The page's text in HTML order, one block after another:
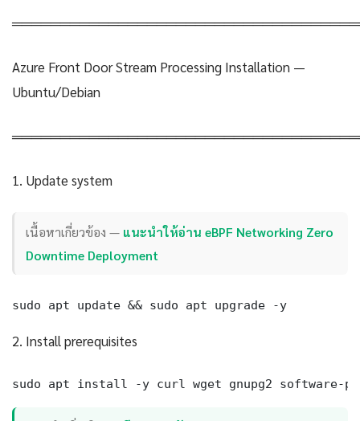
Azure Front Door Stream Processing Installation —
Ubuntu/Debian
1. Update system
เนื้อหาเกี่ยวข้อง — แนะนำให้อ่าน eBPF Networking Zero
Downtime Deployment
sudo apt update && sudo apt upgrade -y
2. Install prerequisites
sudo apt install -y curl wget gnupg2 software-